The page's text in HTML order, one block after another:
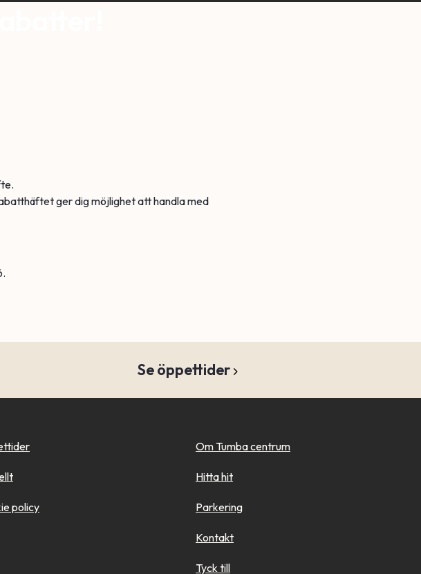
ger dig möjlighet att handla med
Se öppettider
policy
Om Tumba centrum
Hitta hit
Parkering
Kontakt
Tyck till